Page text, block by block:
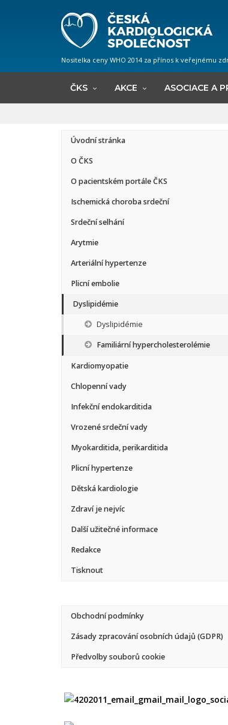
Nositelka ceny WHO 2014 za přínos k veřejnému
ČKS AKCE ASOCIACE A
Úvodní stránka
O ČKS
O pacientském portále ČKS
Ischemická choroba srdeční
Srdeční selhání
Arytmie
Arteriální hypertenze
Plicní embolie
Dyslipidémie
Dyslipidémie
Familiární hypercholesterolémie
Kardiomyopatie
Chlopenní vady
Infekční endokarditida
Vrozené srdeční vady
Myokarditida, perikarditida
Plicní hypertenze
Dětská kardiologie
Zdraví je nejvíc
Další užitečné informace
Redakce
Tisknout
Obchodní podmínky
Zásady zpracování osobních údajů (GDPR)
Předvolby souborů cookie